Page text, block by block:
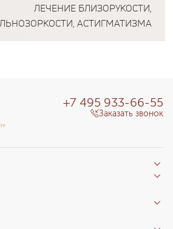
ЛЕЧЕНИЕ БЛИЗОРУКОСТИ,
АСТИГМАТИЗМА
+7 495 933-66-55
Заказать звонок